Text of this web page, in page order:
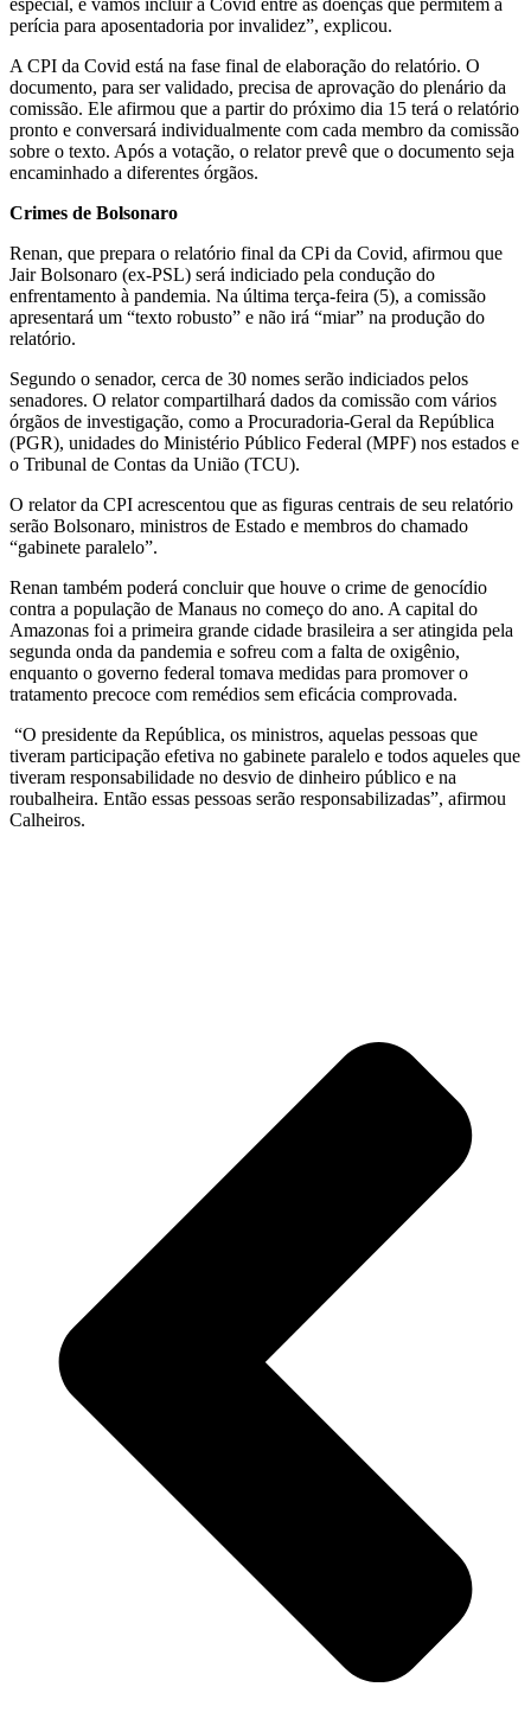
perícia para aposentadoria por invalidez”, explicou.
A CPI da Covid está na fase final de elaboração do relatório. O
documento, para ser validado, precisa de aprovação do plenário da
comissão. Ele afirmou que a partir do próximo dia 15 terá o relatório
pronto e conversará individualmente com cada membro da comissão
sobre o texto. Após a votação, o relator prevê que o documento seja
encaminhado a diferentes órgãos.
Crimes de Bolsonaro
Renan, que prepara o relatório final da CPi da Covid, afirmou que
Jair Bolsonaro (ex-PSL) será indiciado pela condução do
enfrentamento à pandemia. Na última terça-feira (5), a comissão
apresentará um “texto robusto” e não irá “miar” na produção do
relatório.
Segundo o senador, cerca de 30 nomes serão indiciados pelos
senadores. O relator compartilhará dados da comissão com vários
órgãos de investigação, como a Procuradoria-Geral da República
(PGR), unidades do Ministério Público Federal (MPF) nos estados e
o Tribunal de Contas da União (TCU).
O relator da CPI acrescentou que as figuras centrais de seu relatório
serão Bolsonaro, ministros de Estado e membros do chamado
“gabinete paralelo”.
Renan também poderá concluir que houve o crime de genocídio
contra a população de Manaus no começo do ano. A capital do
Amazonas foi a primeira grande cidade brasileira a ser atingida pela
segunda onda da pandemia e sofreu com a falta de oxigênio,
enquanto o governo federal tomava medidas para promover o
tratamento precoce com remédios sem eficácia comprovada.
“O presidente da República, os ministros, aquelas pessoas que
tiveram participação efetiva no gabinete paralelo e todos aqueles que
tiveram responsabilidade no desvio de dinheiro público e na
roubalheira. Então essas pessoas serão responsabilizadas”, afirmou
Calheiros.